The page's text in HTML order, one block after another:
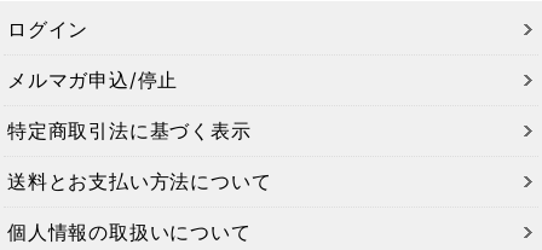
ログイン
メルマガ申込/停止
特定商取引法に基づく表示
送料とお支払い方法について
個人情報の取扱いについて